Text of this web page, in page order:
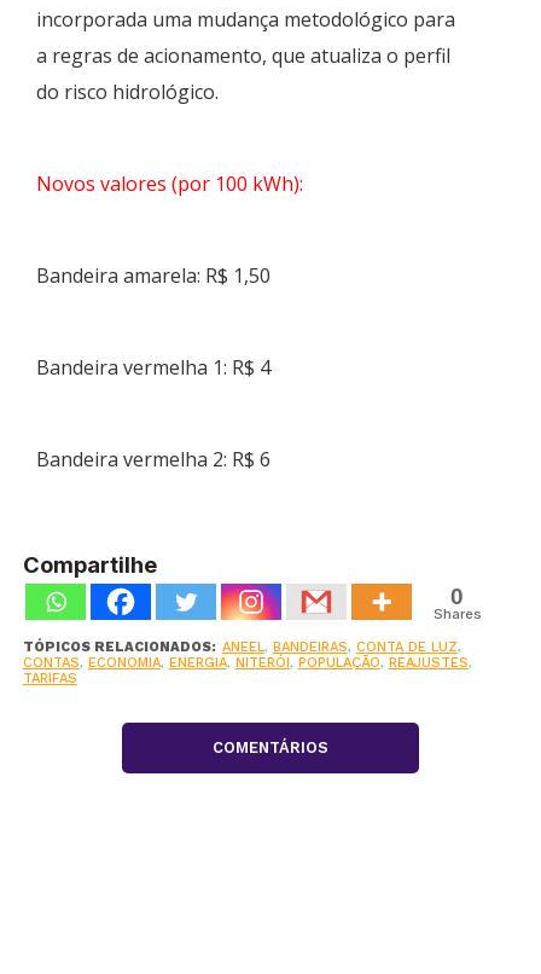
incorporada uma mudança metodológico para
a regras de acionamento, que atualiza o perfil
do risco hidrológico.
Novos valores (por 100 kWh):
Bandeira amarela: R$ 1,50
Bandeira vermelha 1: R$ 4
Bandeira vermelha 2: R$ 6
Compartilhe
0
Shares
TÓPICOS RELACIONADOS: ANEEL, BANDEIRAS, CONTA DE LUZ,
CONTAS, ECONOMIA, ENERGIA, NITERÓI, POPULAÇÃO, REAJUSTES,
TARIFAS
COMENTÁRIOS